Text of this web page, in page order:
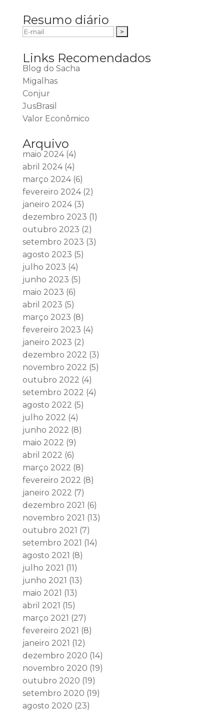
Resumo diário
Links Recomendados
Blog do Sacha
Migalhas
Conjur
JusBrasil
Valor Econômico
Arquivo
maio 2024(4)
abril 2024(4)
março 2024(6)
fevereiro 2024(2)
janeiro 2024(3)
dezembro 2023 (1)
outubro 2023 (2)
setembro 2023 (3)
agosto 2023 (5)
julho 2023 (4)
junho 2023 (5)
maio 2023 (6)
abril 2023 (5)
março 2023 (8)
fevereiro 2023 (4)
janeiro 2023 (2)
dezembro 2022 (3)
novembro 2022 (5)
outubro 2022 (4)
setembro 2022 (4)
agosto 2022 (5)
julho 2022 (4)
junho 2022 (8)
maio 2022 (9)
abril 2022 (6)
março 2022 (8)
fevereiro 2022 (8)
janeiro 2022 (7)
dezembro 2021 (6)
novembro 2021 (13)
outubro 2021 (7)
setembro 2021 (14)
agosto 2021 (8)
julho 2021 (11)
junho 2021 (13)
maio 2021 (13)
abril 2021 (15)
março 2021 (27)
fevereiro 2021 (8)
janeiro 2021 (12)
dezembro 2020 (14)
novembro 2020 (19)
outubro 2020 (19)
setembro 2020 (19)
agosto 2020 (23)